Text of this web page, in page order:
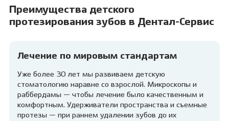
Преимущества детского
протезирования зубов в Дентал-Сервис
Лечение по мировым стандартам
Уже более 30 лет мы развиваем детскую
стоматологию наравне со взрослой. Микроскопы и
раббердамы — чтобы лечение было качественным и
комфортным. Удерживатели пространства и съемные
протезы — при раннем удалении зубов до их